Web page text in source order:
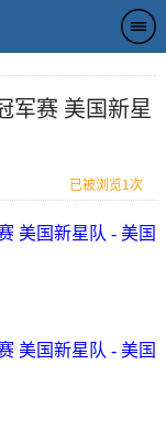
军赛 美国新星
已被浏览1次
美国新星队 - 美国
美国新星队 - 美国